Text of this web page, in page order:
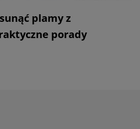
plamy z
porady